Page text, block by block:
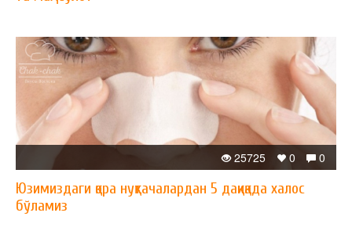
0
0
25725
Юзимиздаги қора нуқтачалардан 5 дақиқада халос
бўламиз